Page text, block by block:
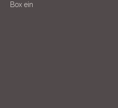
Box ein